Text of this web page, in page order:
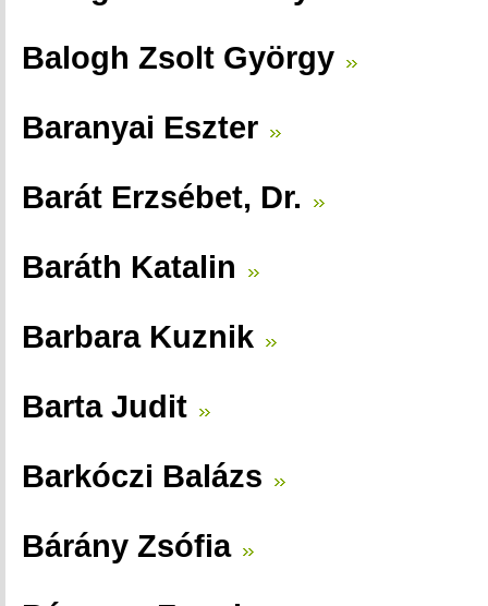
Balogh Zsolt György
Baranyai Eszter
Barát Erzsébet, Dr.
Baráth Katalin
Barbara Kuznik
Barta Judit
Barkóczi Balázs
Bárány Zsófia